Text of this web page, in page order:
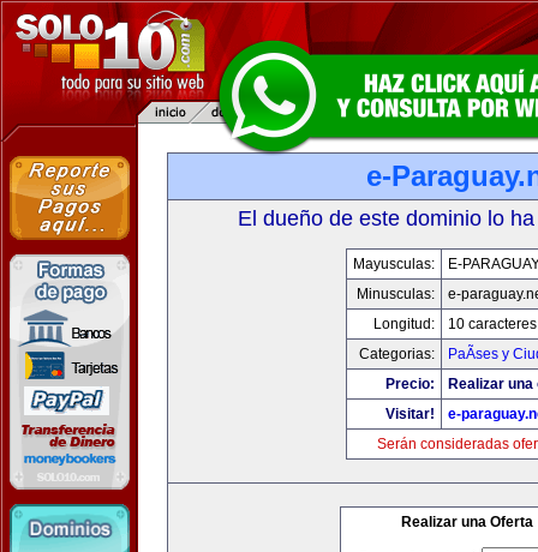
e-
El dueño de este dominio lo
Mayusculas:
E-
Minusculas:
e-
Longitud:
10 caracteres
Categorias:
PaÃ­ses y
Precio:
Realizar
Visitar!
e-
Serán consideradas
Realizar una Oferta